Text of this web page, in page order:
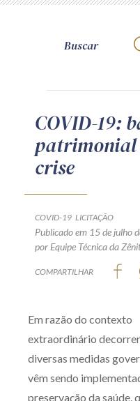
Como
Política
Guia de
COVID-19:
patrimonial
crise
COVID-19 LICITAÇÃO
Publicado em 15 de julho
por Equipe Técnica da
COMPARTILHAR
Em razão do contexto
extraordinário
diversas medidas
vêm sendo
preservação da saúde,